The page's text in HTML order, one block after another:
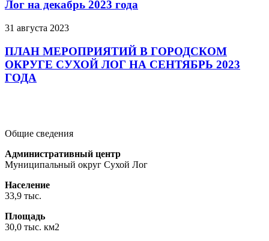
Лог на декабрь 2023 года
31 августа 2023
ПЛАН МЕРОПРИЯТИЙ В ГОРОДСКОМ
ОКРУГЕ СУХОЙ ЛОГ НА СЕНТЯБРЬ 2023
ГОДА
Общие сведения
Административный центр
Муниципальный округ Сухой Лог
Население
33,9 тыс.
Площадь
30,0 тыс. км2